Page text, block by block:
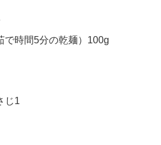
で時間5分の乾麺）100g
じ1